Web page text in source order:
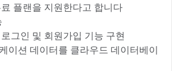
플랜을 지원한다고 합니다
그인 및 회원가입 기능 구현
이션 데이터를 클라우드 데이터베이